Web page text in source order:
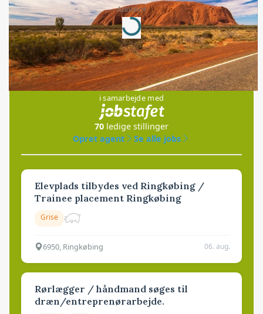
Annonce
Loading...
Jobs
i samarbejde med
70 ledige stillinger
Opret agent
Se alle jobs
Elevplads tilbydes ved Ringkøbing /
Trainee placement Ringkøbing
Grise
6950, Ringkøbing 06. aug.
Rørlægger / håndmand søges til
dræn/entreprenørarbejde.